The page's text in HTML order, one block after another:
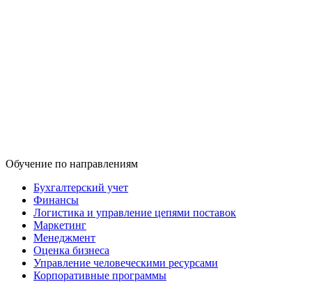
Обучение по направлениям
Бухгалтерский учет
Финансы
Логистика и управление цепями поставок
Маркетинг
Менеджмент
Оценка бизнеса
Управление человеческими ресурсами
Корпоративные программы